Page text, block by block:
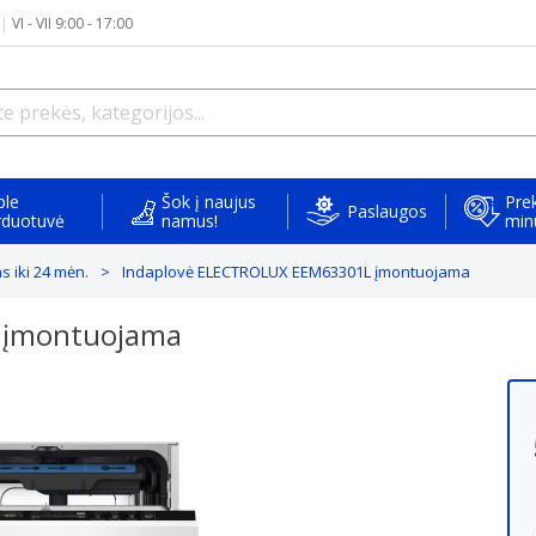
| VI - VII 9:00 - 17:00
Šok į naujus
namus!
Paslaugos
iki 24 mėn. Indaplovė ELECTROLUX EEM63301L įmontuojama
įmontuojama